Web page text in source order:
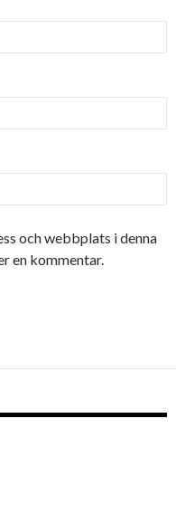
och webbplats i denna
en kommentar.